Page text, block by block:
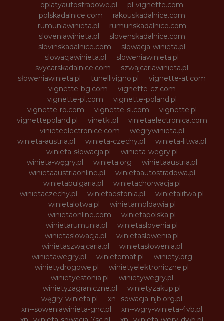
oplatyautostradowe.pl
pl-vignette.com
polskadalnice.com
rakouskadalnice.com
rumuniawinieta.pl
rumunskadalnice.com
sloveniawinieta.pl
slovenskadalnice.com
slovinskadalnice.com
slowacja-winieta.pl
slowacjawinieta.pl
sloweniawinieta.pl
svycarskadalnice.com
szwajcariawinieta.pl
słoweniawinieta.pl
tunellivigno.pl
vignette-at.com
vignette-bg.com
vignette-cz.com
vignette-pl.com
vignette-poland.pl
vignette-ro.com
vignette-si.com
vignette.pl
vignettepoland.pl
vinetki.pl
vinietaelectronica.com
vinieteelectronice.com
wegrywinieta.pl
winieta-austria.pl
winieta-czechy.pl
winieta-litwa.pl
winieta-słowacja.pl
winieta-wegry.pl
winieta-węgry.pl
winieta.org
winietaaustria.pl
winietaaustriaonline.pl
winietaautostradowa.pl
winietabulgaria.pl
winietachorwacja.pl
winietaczechy.pl
winietaestonia.pl
winietalitwa.pl
winietalotwa.pl
winietamoldawia.pl
winietaonline.com
winietapolska.pl
winietarumunia.pl
winietaslovenia.pl
winietaslowacja.pl
winietaslowenia.pl
winietaszwajcaria.pl
winietasłowenia.pl
winietawegry.pl
winietomat.pl
winiety.org
winietydrogowe.pl
winietyelektroniczne.pl
winietyestonia.pl
winietywegry.pl
winietyzagraniczne.pl
winietyzakup.pl
węgry-winieta.pl
xn--sowacja-njb.org.pl
xn--soweniawinieta-gnc.pl
xn--wgry-winieta-4vb.pl